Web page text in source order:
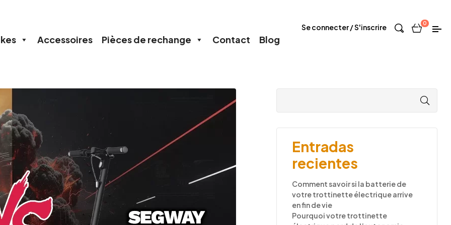
Accessoires Pièces de rechange Contact Blog
Se connecter / S'inscrire 0
Entradas
recientes
Comment savoir si la batterie de
votre trottinette électrique arrive
en fin de vie
Pourquoi votre trottinette